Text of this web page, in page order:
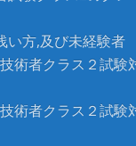
い方,及び未経験者
術者クラス２試験
術者クラス２試験